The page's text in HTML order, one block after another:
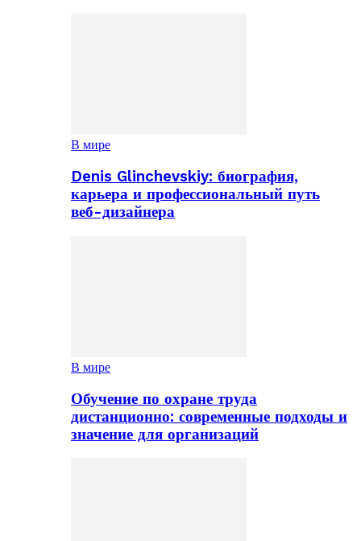
В мире
Denis Glinchevskiy: биография,
карьера и профессиональный путь
веб-дизайнера
В мире
Обучение по охране труда
дистанционно: современные подходы и
значение для организаций